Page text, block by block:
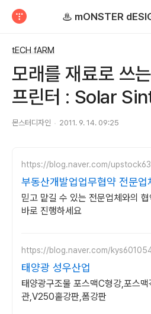
tECH fARM
모래를 재료로 쓰
프린터 : Solar
몬스터디자인 2011. 9. 14. 09:25
https://blog.naver.com/upstock63
부동산개발업업무협약 전문업
믿고 맡길 수 있는 전문업체와의
바로 진행하세요
https://blog.naver.com/
태양광 성우산업
태양광구조물 포스맥C형강,포스맥
관,V250홑강판,폼강판